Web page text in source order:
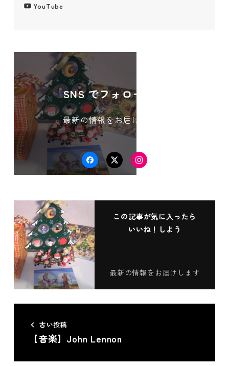
YouTube
SNS でフォローする
最新の情報をお届けします
FacebookTwitterInstagram
この記事が気に入ったら
いいね！しよう
最新の情報をお届けします
古い投稿
【音楽】John Lennon